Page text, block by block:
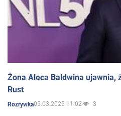
Żona Aleca Baldwina ujawnia,
Rust
Rozrywka05.03.2025 11:02 3